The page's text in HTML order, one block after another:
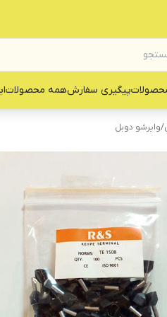
پیگیری سفارشهمه محصولات
/وایرشو دوبل